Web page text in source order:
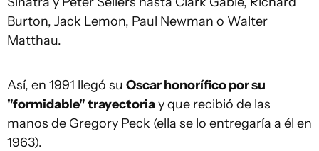
Burton, Jack Lemon, Paul Newman o Walter
Matthau.
Así, en 1991 llegó su Oscar honorífico por su
"formidable" trayectoriay que recibió de las
manos de Gregory Peck (ella se lo entregaría a él en
1963).